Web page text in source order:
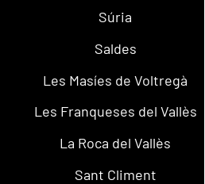
Súria
Saldes
Les Masíes de Voltregà
Les Franqueses del Vallès
La Roca del Vallès
Sant Climent